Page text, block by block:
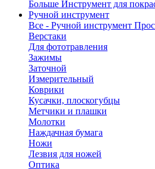
Больше Инструмент для
Ручной инструмент
Все - Ручной инструмент
Верстаки
Для фототравления
Зажимы
Заточной
Измерительный
Коврики
Кусачки, плоскогубцы
Метчики и плашки
Молотки
Наждачная бумага
Ножи
Лезвия для ножей
Оптика